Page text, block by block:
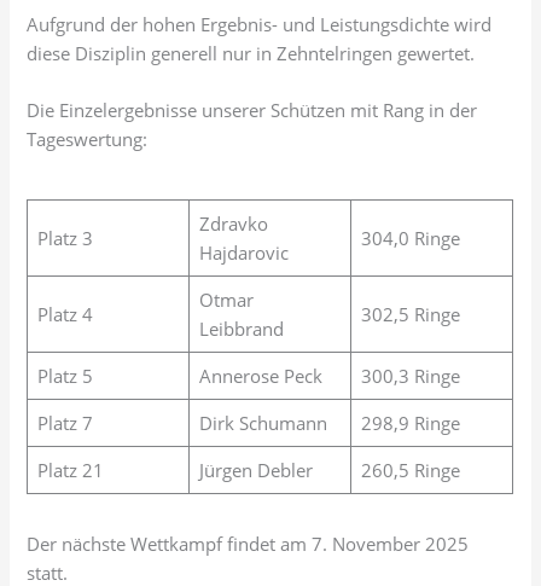
Aufgrund der hohen Ergebnis- und Leistungsdichte wird
diese Disziplin generell nur in Zehntelringen gewertet.
Die Einzelergebnisse unserer Schützen mit Rang in der
Tageswertung:
Platz 3
Zdravko
Hajdarovic
304,0 Ringe
Platz 4
Otmar
Leibbrand
302,5 Ringe
Platz 5 Annerose Peck
300,3 Ringe
Platz 7
Dirk Schumann
298,9 Ringe
Platz 21
Jürgen Debler 260,5 Ringe
Der nächste Wettkampf findet am 7. November 2025
statt.